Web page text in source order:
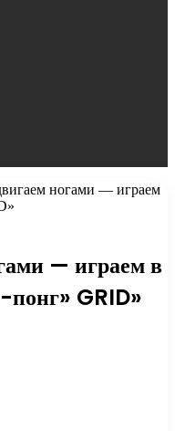
ногами — играем
— играем в
GRID»